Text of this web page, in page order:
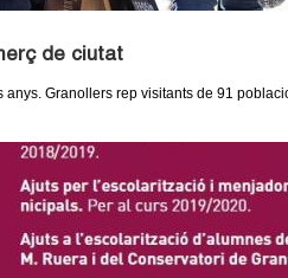
de ciutat
anys. Granollers rep visitants de 91